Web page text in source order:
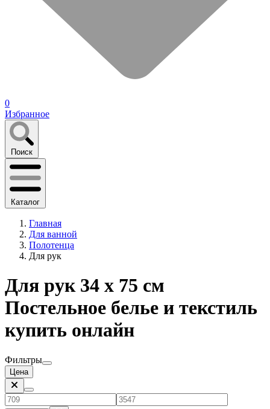
0
Избранное
Поиск
Каталог
Главная
Для ванной
Полотенца
Для рук
Для рук 34 x 75 см
Постельное белье и текстиль
купить онлайн
Фильтры
Цена